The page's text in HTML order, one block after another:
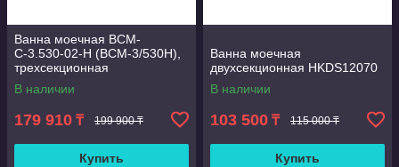
Ванна моечная ВСМ-
С-3.530-02-Н (ВСМ-3/530Н),
трехсекционная
В наличии
179 910 ₸ 199 900 ₸
Купить
Ванна моечная
двухсекционная HKDS12070
В наличии
103 500 ₸ 115 000 ₸
Купить